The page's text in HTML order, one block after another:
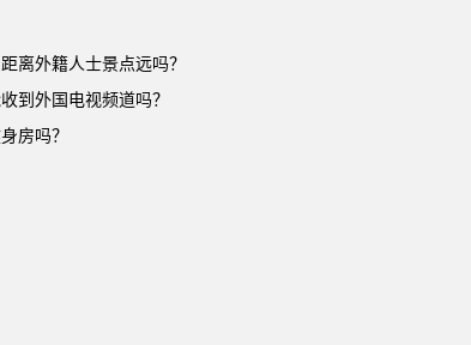
离外籍人士景点远吗？
到外国电视频道吗？
房吗？